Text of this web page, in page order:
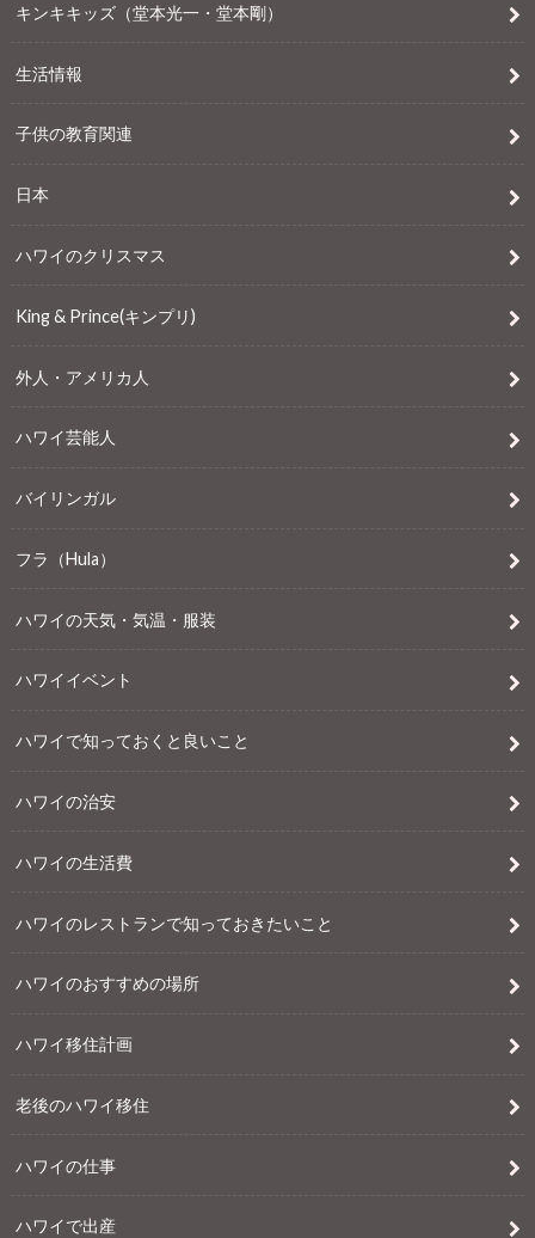
キンキキッズ（堂本光一・堂本剛）
生活情報
子供の教育関連
日本
ハワイのクリスマス
King & Prince(キンプリ)
外人・アメリカ人
ハワイ芸能人
バイリンガル
フラ（Hula）
ハワイの天気・気温・服装
ハワイイベント
ハワイで知っておくと良いこと
ハワイの治安
ハワイの生活費
ハワイのレストランで知っておきたいこと
ハワイのおすすめの場所
ハワイ移住計画
老後のハワイ移住
ハワイの仕事
ハワイで出産